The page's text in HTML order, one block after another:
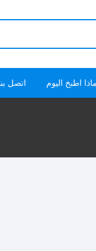
ماذا اطبخ اليوم اتصل